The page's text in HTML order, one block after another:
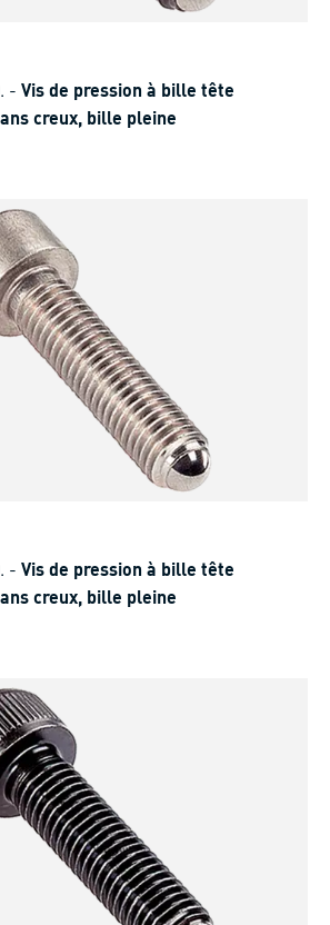
- Vis de pression à bille tête
creux, bille pleine
- Vis de pression à bille tête
creux, bille pleine